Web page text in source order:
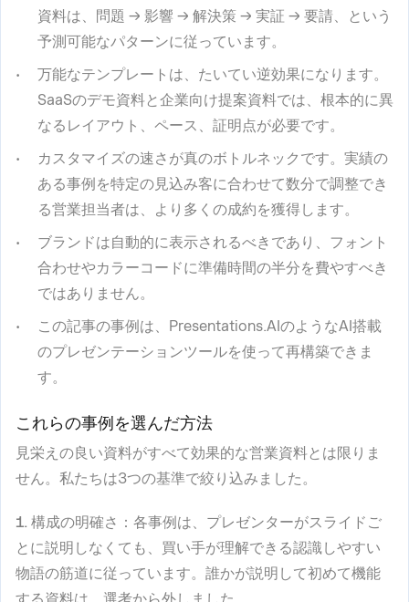
資料は、問題 → 影響 → 解決策 → 実証 → 要請、という
予測可能なパターンに従っています。
万能なテンプレートは、たいてい逆効果になります。
SaaSのデモ資料と企業向け提案資料では、根本的に異
なるレイアウト、ペース、証明点が必要です。
カスタマイズの速さが真のボトルネックです。実績の
ある事例を特定の見込み客に合わせて数分で調整でき
る営業担当者は、より多くの成約を獲得します。
ブランドは自動的に表示されるべきであり、フォント
合わせやカラーコードに準備時間の半分を費やすべき
ではありません。
この記事の事例は、Presentations.AIのようなAI搭載
のプレゼンテーションツールを使って再構築できま
す。
これらの事例を選んだ方法
見栄えの良い資料がすべて効果的な営業資料とは限りま
せん。私たちは3つの基準で絞り込みました。
1. 構成の明確さ ：各事例は、プレゼンターがスライドご
とに説明しなくても、買い手が理解できる認識しやすい
物語の筋道に従っています。誰かが説明して初めて機能